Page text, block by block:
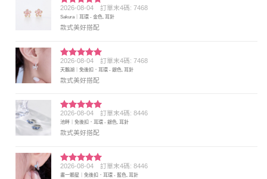
評分5 滿
分 5
2026-08-04 訂單末4碼: 7468
Sakura｜耳環 - 金色, 耳針
款式美好搭配
評分5滿
分 5
2026-08-04 訂單末4碼: 7468
天鵝湖｜免後扣．耳環 - 銀色, 耳針
款式美好搭配
評分5 滿
分 5
2026-08-04 訂單末4碼: 8446
池畔｜免後扣．耳環 - 銀色, 耳針
款式美好搭配
評分5 滿
2026-08-04 訂單末4碼: 8446
畫一顆星｜免後扣．耳環 - 藍色, 耳針